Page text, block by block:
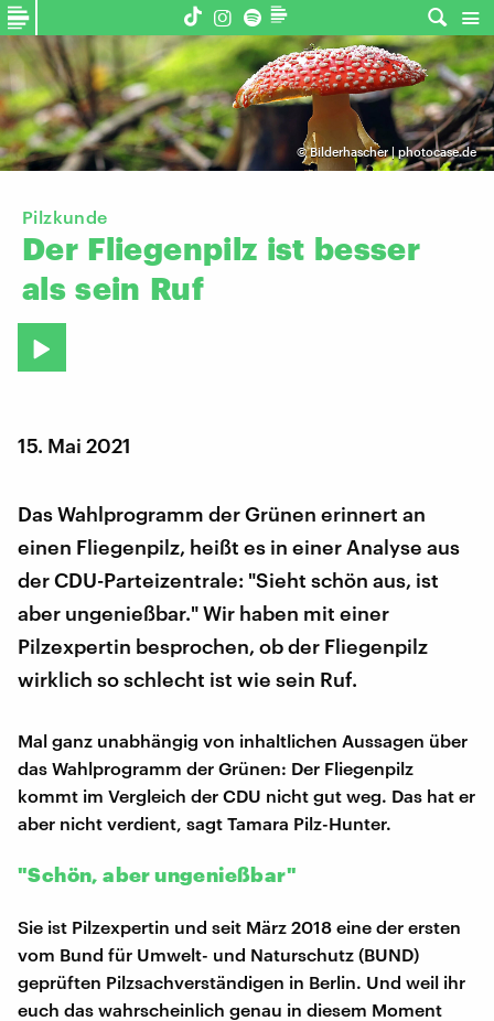
©Bilderhascher | photocase.de
Pilzkunde
Der Fliegenpilz ist besser
als sein Ruf
15. Mai 2021
Das Wahlprogramm der Grünen erinnert an
einen Fliegenpilz, heißt es in einer Analyse aus
der CDU-Parteizentrale: "Sieht schön aus, ist
aber ungenießbar." Wir haben mit einer
Pilzexpertin besprochen, ob der Fliegenpilz
wirklich so schlecht ist wie sein Ruf.
Mal ganz unabhängig von inhaltlichen Aussagen über
das Wahlprogramm der Grünen: Der Fliegenpilz
kommt im Vergleich der CDU nicht gut weg. Das hat er
aber nicht verdient, sagt Tamara Pilz-Hunter.
"Schön, aber ungenießbar"
Sie ist Pilzexpertin und seit März 2018 eine der ersten
vom Bund für Umwelt- und Naturschutz (BUND)
geprüften Pilzsachverständigen in Berlin. Und weil ihr
euch das wahrscheinlich genau in diesem Moment